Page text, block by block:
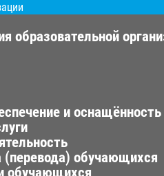
образовательной
и
обучающихся
обучающихся